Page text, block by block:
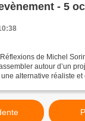
- 5
de Michel
autour d’un
alternative réaliste